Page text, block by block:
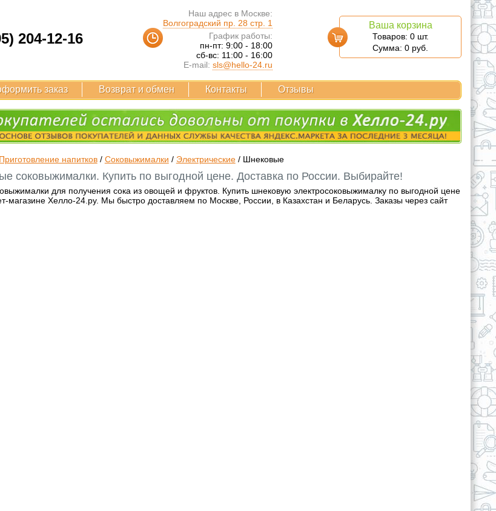
204-12-16
Наш адрес в Москве:
Волгоградский пр. 28 стр. 1
График работы:
пн-пт: 9:00 - 18:00
сб-вс: 11:00 - 16:00
E-mail: sls@hello-24.ru
Ваша корзина
Товаров: 0 шт.
Сумма: 0 руб.
заказ Возврат и обмен Контакты Отзывы
Приготовление напитков/ Соковыжималки / Электрические/ Шнековые
соковыжималки. Купить по выгодной цене. Доставка по России. Выбирайте!
для получения сока из овощей и фруктов. Купить шнековую электросоковыжималку по выгодной цене
магазине Хелло-24.ру. Мы быстро доставляем по Москве, России, в Казахстан и Беларусь. Заказы через сайт